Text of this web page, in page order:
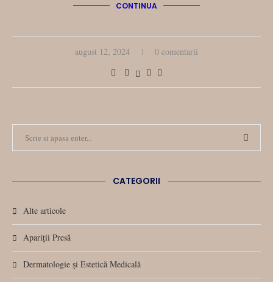
CONTINUA
august 12, 2024 0 comentarii
CATEGORII
Alte articole
Apariții Presă
Dermatologie și Estetică Medicală